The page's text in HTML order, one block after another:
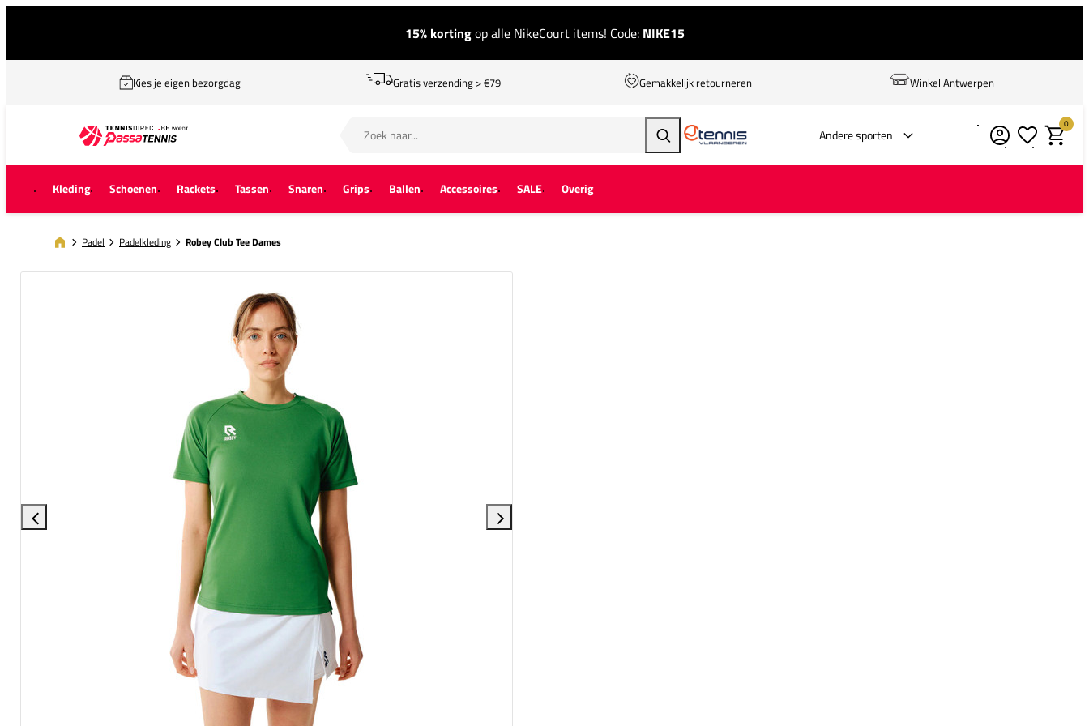
15% kortingop alle NikeCourt items! Code: NIKE15
Kies je eigen bezorgdag Gratis verzending > €79 Gemakkelijk retourneren Winkel Antwerpen
Zoeken Andere sporten Verlanglijstje
0
Kleding Schoenen Rackets Tassen Snaren Grips Ballen Accessoires SALE Overig
Padel Padelkleding Robey Club Tee Dames